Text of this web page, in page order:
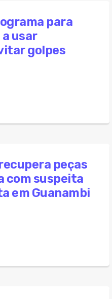
para
usar
golpes
peças
com suspeita
em Guanambi